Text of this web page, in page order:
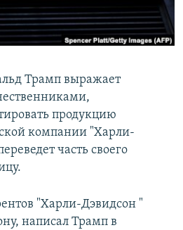
Трамп выражает
продукцию
компании "Харли-
часть своего
"Харли-Дэвидсон "
написал Трамп в